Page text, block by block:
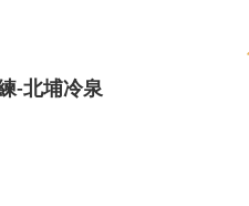
-北埔冷泉